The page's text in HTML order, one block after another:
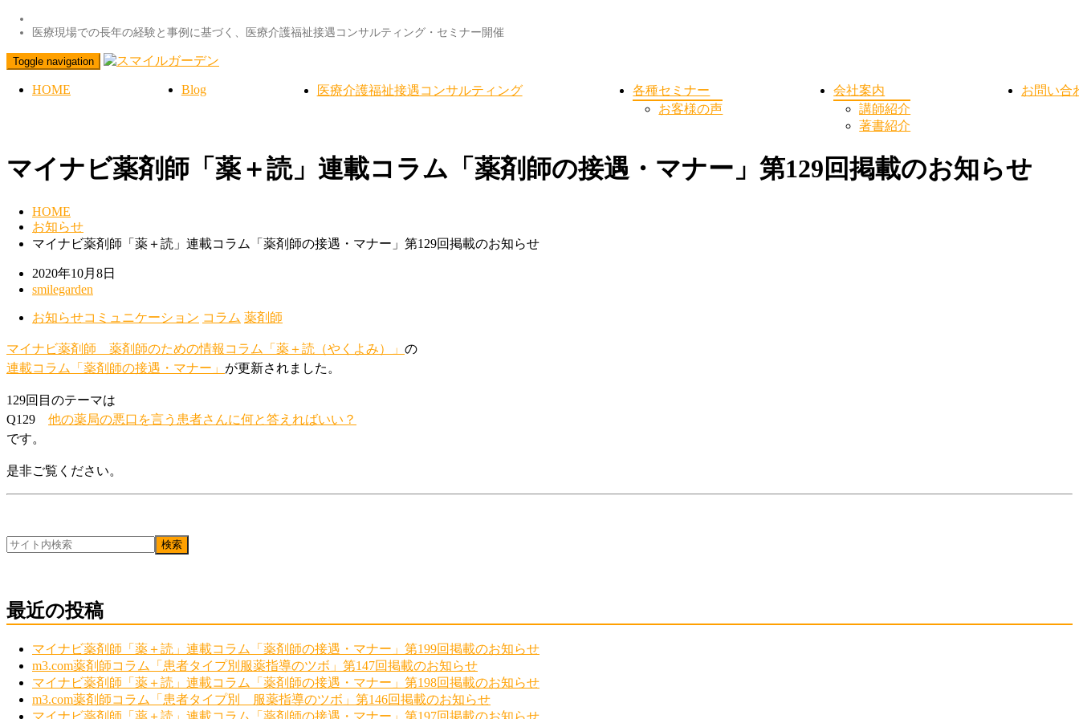
医療現場での長年の経験と事例に基づく、医療介護福祉接遇コンサルティング・セミナー開催
Toggle navigation
HOME Blog 医療介護福祉接遇コンサルティング
各種セミナー
お客様の声
会社案内
講師紹介
著書紹介
お問い合
マイナビ薬剤師「薬＋読」連載コラム「薬剤師の接遇・マナー」第129回掲載のお知らせ
HOME
お知らせ
マイナビ薬剤師「薬＋読」連載コラム「薬剤師の接遇・マナー」第129回掲載のお知らせ
2020年10月8日
smilegarden
お知らせコミュニケーション コラム 薬剤師
マイナビ薬剤師 薬剤師のための情報コラム「薬＋読（やくよみ）」 の
連載コラム「薬剤師の接遇・マナー」 が更新されました。
129回目のテーマは
Q129 他の薬局の悪口を言う患者さんに何と答えればいい？
です。
是非ご覧ください。
最近の投稿
マイナビ薬剤師「薬＋読」連載コラム「薬剤師の接遇・マナー」第199回掲載のお知らせ
m3.com薬剤師コラム「患者タイプ別服薬指導のツボ」第147回掲載のお知らせ
マイナビ薬剤師「薬＋読」連載コラム「薬剤師の接遇・マナー」第198回掲載のお知らせ
m3.com薬剤師コラム「患者タイプ別 服薬指導のツボ」第146回掲載のお知らせ
マイナビ薬剤師「薬＋読」連載コラム「薬剤師の接遇・マナー」第197回掲載のお知らせ